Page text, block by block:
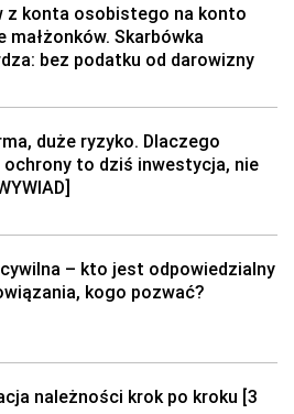
z konta osobistego na konto
małżonków. Skarbówka
bez podatku od darowizny
duże ryzyko. Dlaczego
to dziś inwestycja, nie
cywilna – kto jest odpowiedzialny
kogo pozwać?
należności krok po kroku [3